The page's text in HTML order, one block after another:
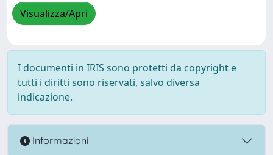
Visualizza/Apri
I documenti in IRIS sono protetti da copyright e
tutti i diritti sono riservati, salvo diversa
indicazione.
Informazioni